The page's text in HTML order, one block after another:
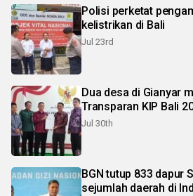
Polisi perketat
kelistrikan di Bali
Jul 23rd
Dua desa di Gianyar
Transparan KIP Bali
Jul 30th
BGN tutup 833 dapur
sejumlah daerah di